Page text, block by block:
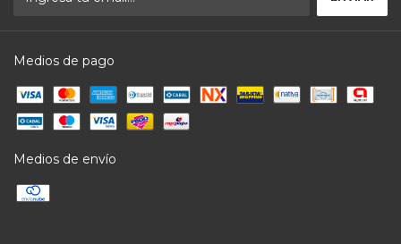
Medios de pago
Medios de envío